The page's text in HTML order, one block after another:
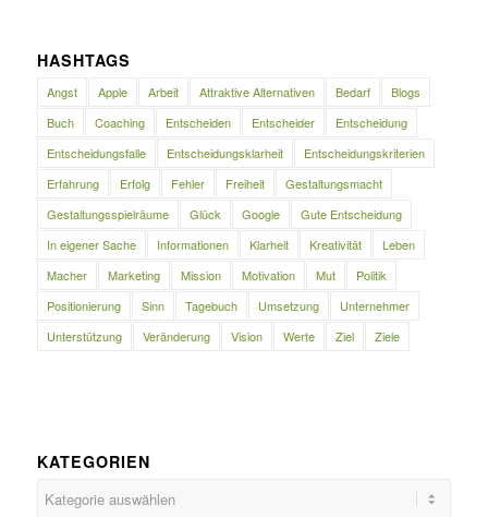
HASHTAGS
Angst Apple Arbeit Attraktive Alternativen Bedarf
Blogs
Buch
Coaching Entscheiden Entscheider
Entscheidung
Entscheidungsfalle
Entscheidungsklarheit
Entscheidungskriterien
Erfahrung
Erfolg Fehler Freiheit
Gestaltungsmacht
Gestaltungsspielräume
Glück Google
Gute Entscheidung
In eigener Sache
Informationen Klarheit Kreativität
Leben
Macher
Marketing Mission Motivation Mut
Politik
Positionierung
Sinn Tagebuch Umsetzung
Unternehmer
Unterstützung
Veränderung Vision Werte Ziel Ziele
KATEGORIEN